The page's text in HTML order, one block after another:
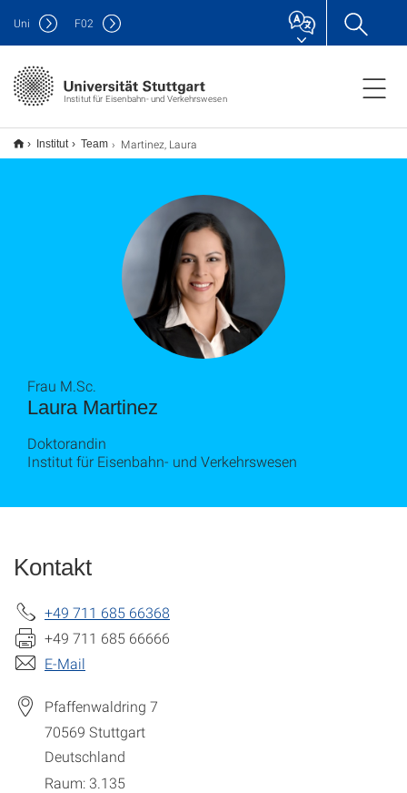
Institut für Eisenbahn- und Verkehrswesen
Uni F02
Institut Team Martinez, Laura
Laura Martinez
Frau M.Sc.
Doktorandin
Institut für Eisenbahn- und Verkehrswesen
Kontakt
+49 711 685 66368
+49 711 685 66666
E-Mail
Pfaffenwaldring 7
70569 Stuttgart
Deutschland
Raum: 3.135